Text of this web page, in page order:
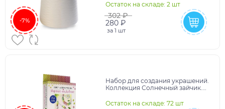
-7%
Остаток на складе: 2 шт
302 ₽
280 ₽
за 1 шт
Набор для создания украшений.
Коллекция Солнечный зайчик.
Остаток на складе: 72 шт